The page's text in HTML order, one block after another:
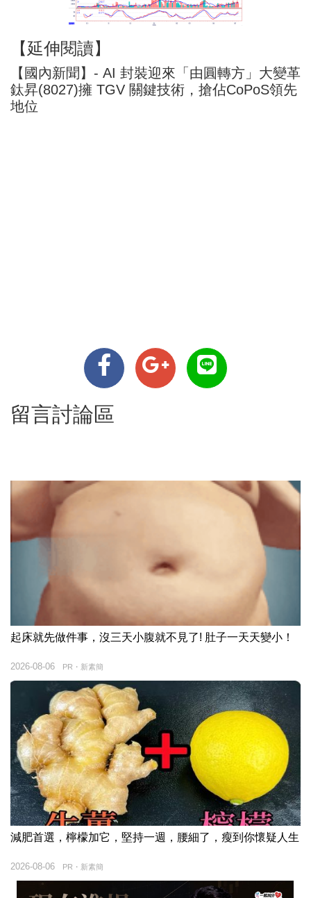
【延伸閱讀】
【國內新聞】- AI 封裝迎來「由圓轉方」大變革
鈦昇(8027)擁 TGV 關鍵技術，搶佔CoPoS領先
地位
留言討論區
起床就先做件事，沒三天小腹就不見了! 肚子一天天變小！
PR・新素簡
2026-08-06
減肥首選，檸檬加它，堅持一週，腰細了，瘦到你懷疑人生
PR・新素簡
2026-08-06